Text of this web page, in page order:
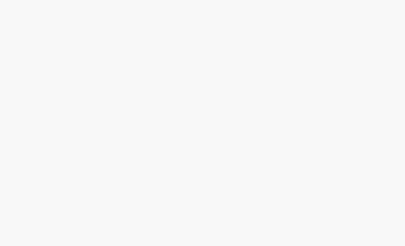
cím, viszont reggel óta azt dúdolom magamban,